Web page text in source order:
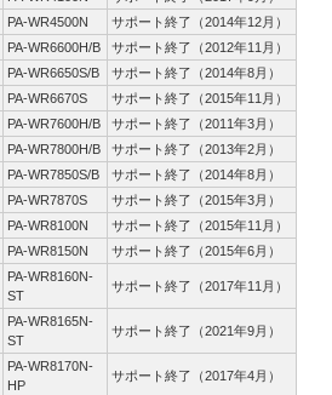
PA-WR4500N
サポート終了（2014年12月）
PA-WR6600H/B
サポート終了（2012年11月）
PA-WR6650S/B
サポート終了（2014年8月）
PA-WR6670S
サポート終了（2015年11月）
PA-WR7600H/B
サポート終了（2011年3月）
PA-WR7800H/B
サポート終了（2013年2月）
PA-WR7850S/B
サポート終了（2014年8月）
PA-WR7870S
サポート終了（2015年3月）
PA-WR8100N
サポート終了（2015年11月）
PA-WR8150N
サポート終了（2015年6月）
PA-WR8160N-
ST
サポート終了（2017年11月）
PA-WR8165N-
ST
サポート終了（2021年9月）
PA-WR8170N-
HP
サポート終了（2017年4月）